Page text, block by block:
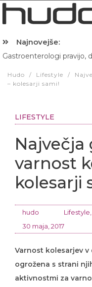
Najnovejše:
Gastroenterologi pravijo,
Hudo / Lifestyle /
– kolesarji sami!
LIFESTYLE
Največja
varnost
kolesarji
hudo Lifestyle
30 maja, 2017
Varnost kolesarjev
ogrožena s strani
aktivnostmi za